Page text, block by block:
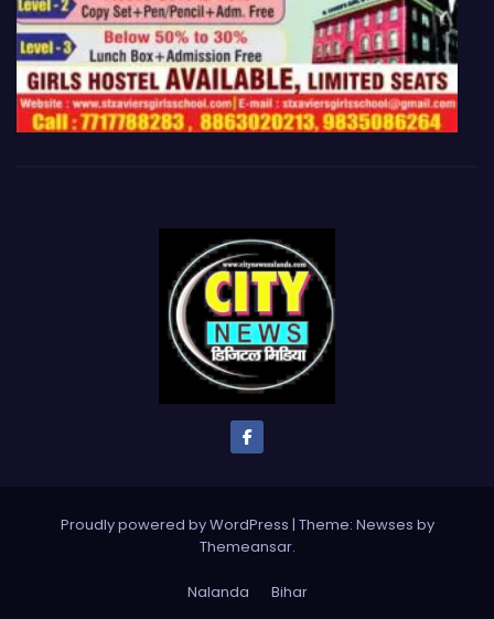
Proudly powered by WordPress | Theme: Newses by
Themeansar.
Nalanda Bihar